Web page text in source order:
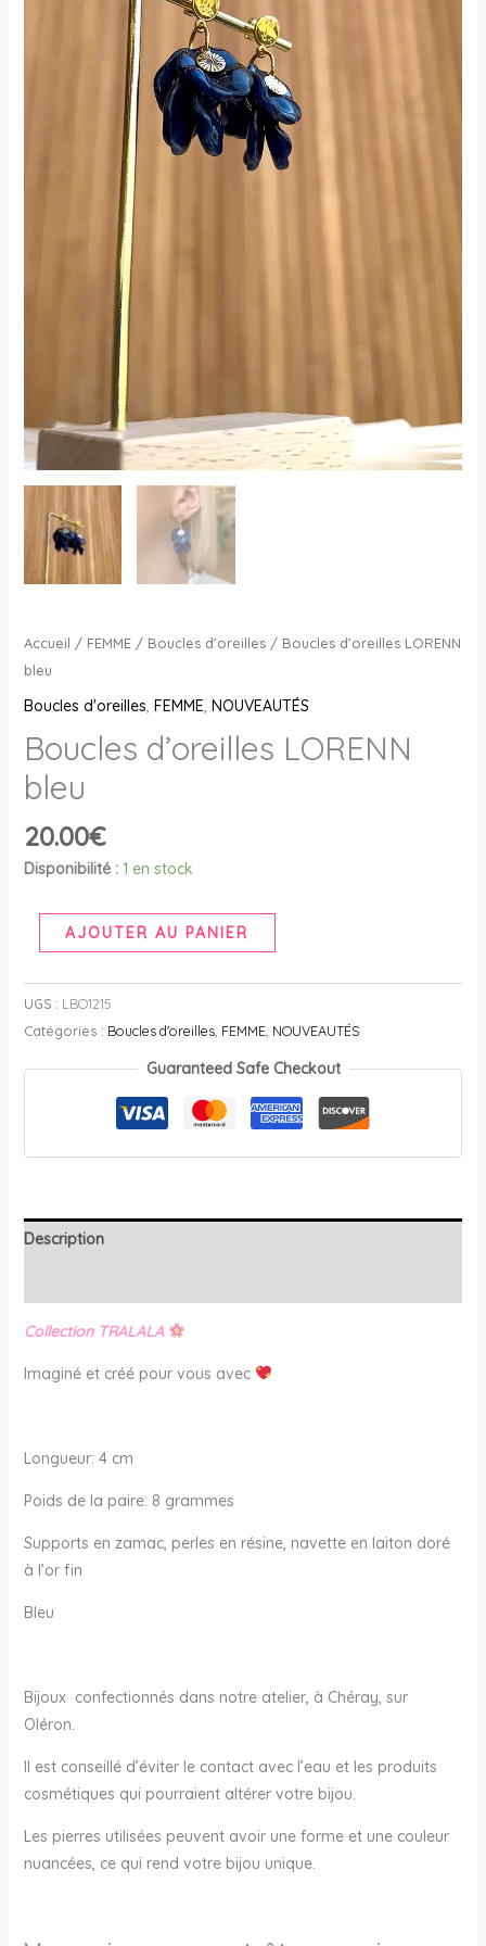
Accueil / FEMME/ Boucles d'oreilles/ Boucles d’oreilles LORENN
bleu
Boucles d'oreilles, FEMME, NOUVEAUTÉS
Boucles d’oreilles LORENN
bleu
20.00€
Disponibilité : 1 en stock
AJOUTER AU PANIER
UGS : LBO1215
Catégories : Boucles d'oreilles, FEMME, NOUVEAUTÉS
Guaranteed Safe Checkout
Description
Collection TRALALA
Imaginé et créé pour vous avec
Longueur: 4 cm
Poids de la paire: 8 grammes
Supports en zamac, perles en résine, navette en laiton doré
à l’or fin
Bleu
Bijoux confectionnés dans notre atelier, à Chéray, sur
Oléron.
Il est conseillé d’éviter le contact avec l’eau et les produits
cosmétiques qui pourraient altérer votre bijou.
Les pierres utilisées peuvent avoir une forme et une couleur
nuancées, ce qui rend votre bijou unique.